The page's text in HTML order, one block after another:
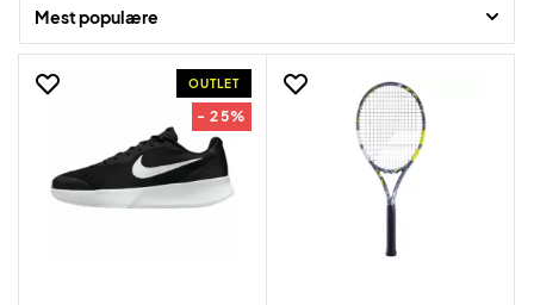
fødselsdagspris.
Mest populære
OUTLET
- 25%